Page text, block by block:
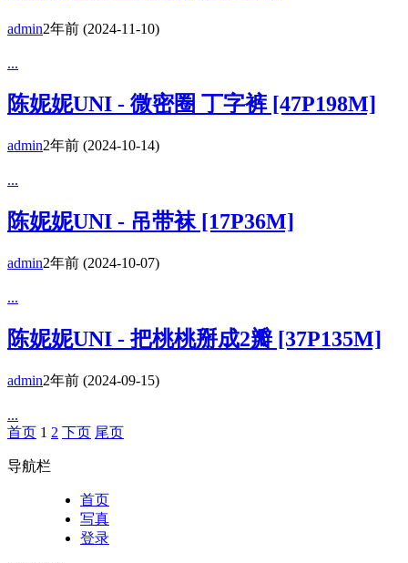
admin2年前 (2024-11-10)
...
陈妮妮UNI - 微密圈 丁字裤 [47P198M]
admin2年前 (2024-10-14)
...
陈妮妮UNI - 吊带袜 [17P36M]
admin2年前 (2024-10-07)
...
陈妮妮UNI - 把桃桃掰成2瓣 [37P135M]
admin2年前 (2024-09-15)
...
首页 1 2 下页 尾页
导航栏
首页
写真
登录